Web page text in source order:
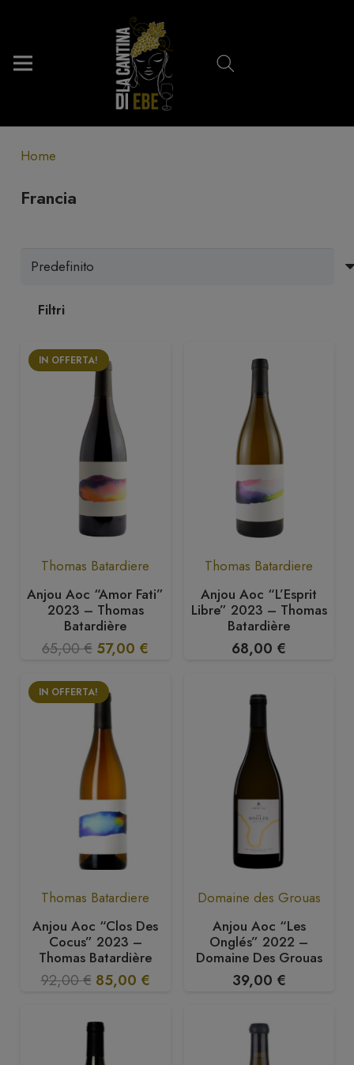
Home
Francia
Filtri
IN OFFERTA!
Thomas Batardiere
Anjou Aoc “Amor Fati”
2023 – Thomas
Batardière
65,00€ Il
originale
era:
65,00 €.
57,00 €
Thomas Batardiere
Anjou Aoc “L’Esprit
Libre” 2023 – Thomas
Batardière
68,00 €
IN OFFERTA!
Thomas Batardiere
Anjou Aoc “Clos Des
Cocus” 2023 –
Thomas Batardière
92,00€ Il
originale
85,00 €Il
Domaine des Grouas
Anjou Aoc “Les
Onglés” 2022 –
Domaine Des Grouas
39,00 €